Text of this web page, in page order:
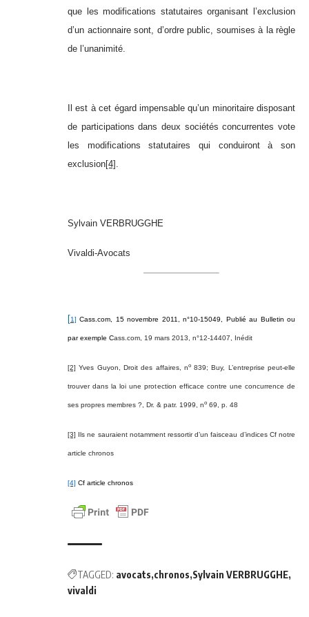
que les modifications statutaires organisant l’exclusion
d’un actionnaire sont, d’ordre public, soumises à la règle
de l’unanimité.
Il est à cet égard impensable qu’un minoritaire disposant
de participations dans deux sociétés concurrentes vote
les modifications statutaires qui conduiront à son
exclusion[4] .
Sylvain VERBRUGGHE
Vivaldi-Avocats
[1] Cass.com, 15 novembre 2011, n°10-15049, Publié au Bulletin ou
par exemple Cass.com, 19 mars 2013, n°12-14407, Inédit
[2] Yves Guyon, Droit des affaires, no839; Buy, L’entreprise peut-elle
trouver dans la loi une protection efficace contre une concurrence de
ses propres membres ?, Dr. & patr. 1999, no 69, p. 48
[3] Ils ne sauraient notamment ressortir d’un faisceau d’indices Cf notre
article chronos
[4] Cf article chronos
TAGGED: avocats chronos Sylvain VERBRUGGHE
vivaldi